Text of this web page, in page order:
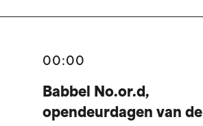
00:00
Babbel No.or.d,
opendeurdagen van de